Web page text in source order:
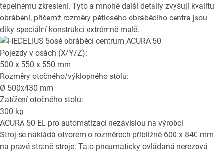
tepelnému zkreslení. Tyto a mnohé další detaily zvyšují kvalitu
obrábění, přičemž rozměry pětiosého obráběcího centra jsou
díky speciální konstrukci extrémně malé.
Pojezdy v osách (X/Y/Z):
500 x 550 x 550 mm
Rozměry otočného/výklopného stolu:
Ø 500x430 mm
Zatížení otočného stolu:
300 kg
ACURA 50 EL pro automatizaci nezávislou na výrobci
Stroj se nakládá otvorem o rozměrech přibližně 600 x 840 mm
na pravé straně stroje. Tato pneumaticky ovládaná nerezová